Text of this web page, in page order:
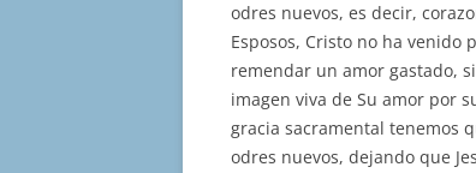
odres nuevos, es decir,
Esposos, Cristo no ha
remendar un amor gastado,
imagen viva de Su amor por
gracia sacramental tenemos
odres nuevos, dejando que